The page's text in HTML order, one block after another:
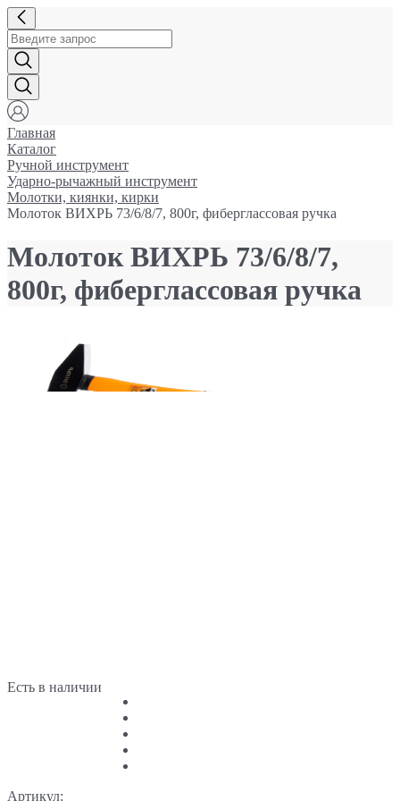
Главная
Каталог
Ручной инструмент
Ударно-рычажный инструмент
Молотки, киянки, кирки
Молоток ВИХРЬ 73/6/8/7, 800г, фиберглассовая ручка
Молоток ВИХРЬ 73/6/8/7,
800г, фиберглассовая ручка
Есть в наличии
Артикул: